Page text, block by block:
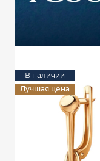
В наличии
Лучшая цена